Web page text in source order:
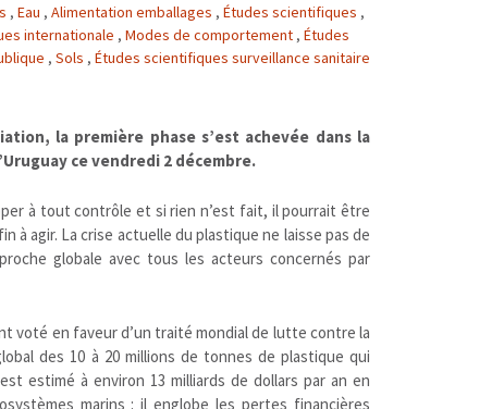
, Eau , Alimentation emballages , Études scientifiques ,
internationale , Modes de comportement , Études
, Sols , Études scientifiques surveillance sanitaire
la première phase s’est achevée dans la
ce vendredi 2 décembre.
à tout contrôle et si rien n’est fait, il pourrait être
à agir. La crise actuelle du plastique ne laisse pas de
globale avec tous les acteurs concernés par
voté en faveur d’un traité mondial de lutte contre la
des 10 à 20 millions de tonnes de plastique qui
estimé à environ 13 milliards de dollars par an en
marins : il englobe les pertes financières